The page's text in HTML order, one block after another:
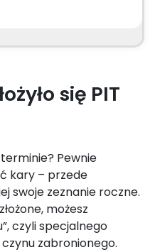
się PIT
terminie? Pewnie
kary – przede
swoje zeznanie roczne.
możesz
czyli specjalnego
zabronionego.